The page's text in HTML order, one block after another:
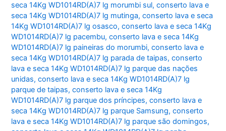
seca 14Kg WD1014RD(A)7 lg morumbi sul,conserto lava e
seca 14Kg WD1014RD(A)7 lg mutinga,conserto lava e seca
14Kg WD1014RD(A)7 lg osasco,conserto lava e seca 14Kg
WD1014RD(A)7 lg pacembu,conserto lava e seca 14Kg
WD1014RD(A)7 lg paineiras do morumbi,conserto lava e
seca 14Kg WD1014RD(A)7 lg parada de taipas,conserto
lava e seca 14Kg WD1014RD(A)7 lg parque das nações
unidas,conserto lava e seca 14Kg WD1014RD(A)7 lg
parque de taipas,conserto lava e seca 14Kg
WD1014RD(A)7 lg parque dos príncipes,conserto lava e
seca 14Kg WD1014RD(A)7 lg parque Samsung,conserto
lava e seca 14Kg WD1014RD(A)7 lg parque são domingos,